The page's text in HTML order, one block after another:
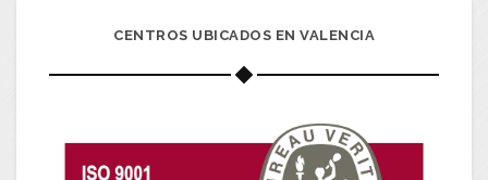
CENTROS UBICADOS EN VALENCIA